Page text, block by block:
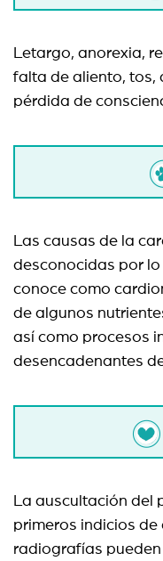
Letargo, anorexia,
falta de aliento, tos,
pérdida de
Las causas de la
desconocidas por
conoce como
de algunos
así como procesos
desencadenantes
La auscultación del
primeros indicios
radiografías